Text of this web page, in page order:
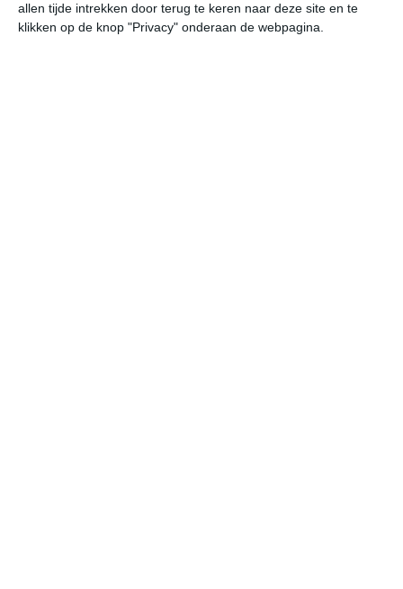
allen tijde intrekken door terug te keren naar deze site en te
klikken op de knop "Privacy" onderaan de webpagina.
17:00 20:00 23:00 02:00 05:00